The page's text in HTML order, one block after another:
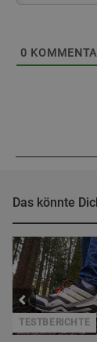
0
Das könnte
TESTBERICHTE